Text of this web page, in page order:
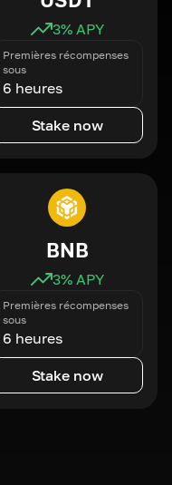
3% APY
Premières récompenses
sous
6 heures
Stake now
BNB
3% APY
Premières récompenses
sous
6 heures
Stake now